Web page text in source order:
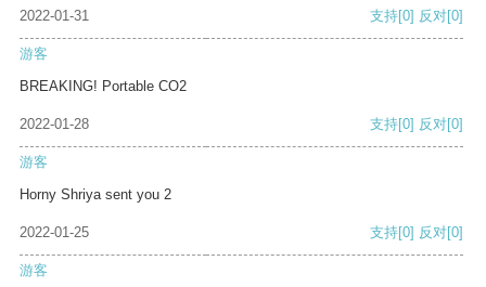
2022-01-31 支持[0] 反对[0]
游客
BREAKING! Portable CO2
2022-01-28 支持[0] 反对[0]
游客
Horny Shriya sent you 2
2022-01-25 支持[0] 反对[0]
游客